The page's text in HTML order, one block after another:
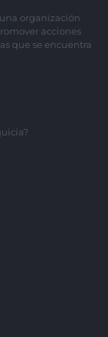
organización
acciones
que se encuentra